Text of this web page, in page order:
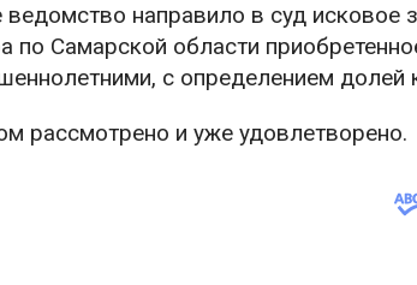
направило в суд исковое
по Самарской области
с определением долей
рассмотрено и уже удовлетворено.